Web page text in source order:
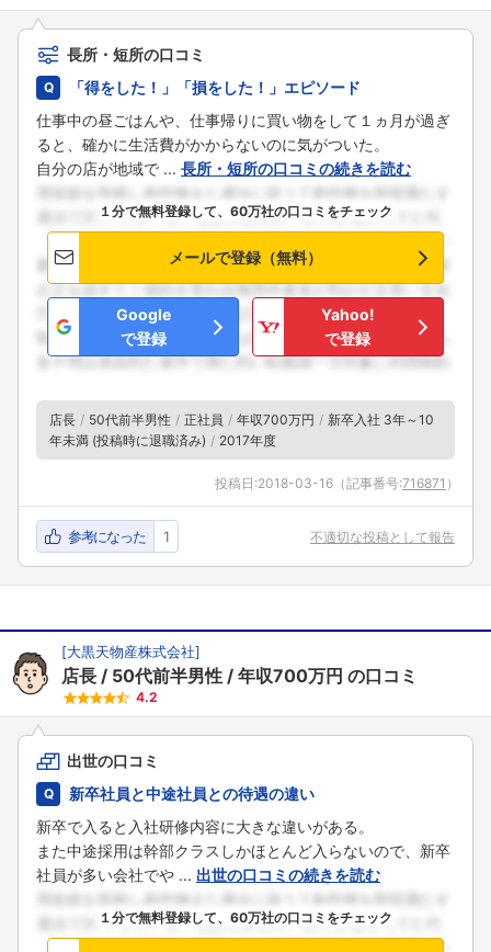
長所・短所の口コミ
「得をした！」「損をした！」エピソード
仕事中の昼ごはんや、仕事帰りに買い物をして１ヵ月が過ぎ
ると、確かに生活費がかからないのに気がついた。
自分の店が地域で ... 長所・短所の口コミの続きを読む
１分で無料登録して、60万社の口コミをチェック
メールで登録（無料）
Google
で登録
Yahoo!
で登録
店長 50代前半男性 正社員 年収700万円
新卒入社 3年～10
年未満 (投稿時に退職済み)
2017年度
投稿日:2018-03-16 （記事番号:716871 ）
参考になった 1 不適切な投稿として報告
[大黒天物産株式会社]
店長 50代前半男性 年収700万円 の口コミ
4.2
出世の口コミ
新卒社員と中途社員との待遇の違い
新卒で入ると入社研修内容に大きな違いがある。
また中途採用は幹部クラスしかほとんど入らないので、新卒
社員が多い会社でや ... 出世の口コミの続きを読む
１分で無料登録して、60万社の口コミをチェック